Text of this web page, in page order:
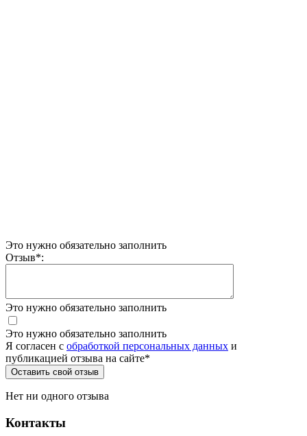
Это нужно обязательно заполнить
Отзыв*:
Это нужно обязательно заполнить
Это нужно обязательно заполнить
Я согласен c обработкой персональных данных и
публикацией отзыва на сайте*
Нет ни одного отзыва
Контакты